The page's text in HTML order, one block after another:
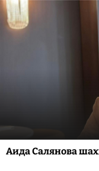
Аида Салянова